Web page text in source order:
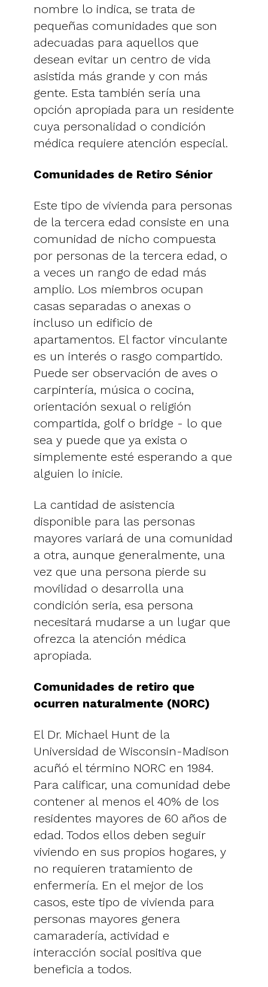
nombre lo indica, se trata de
pequeñas comunidades que son
adecuadas para aquellos que
desean evitar un centro de vida
asistida más grande y con más
gente. Esta también sería una
opción apropiada para un residente
cuya personalidad o condición
médica requiere atención especial.
Comunidades de Retiro Sénior
Este tipo de vivienda para personas
de la tercera edad consiste en una
comunidad de nicho compuesta
por personas de la tercera edad, o
a veces un rango de edad más
amplio. Los miembros ocupan
casas separadas o anexas o
incluso un edificio de
apartamentos. El factor vinculante
es un interés o rasgo compartido.
Puede ser observación de aves o
carpintería, música o cocina,
orientación sexual o religión
compartida, golf o bridge - lo que
sea y puede que ya exista o
simplemente esté esperando a que
alguien lo inicie.
La cantidad de asistencia
disponible para las personas
mayores variará de una comunidad
a otra, aunque generalmente, una
vez que una persona pierde su
movilidad o desarrolla una
condición seria, esa persona
necesitará mudarse a un lugar que
ofrezca la atención médica
apropiada.
Comunidades de retiro que
ocurren naturalmente (NORC)
El Dr. Michael Hunt de la
Universidad de Wisconsin-Madison
acuñó el término NORC en 1984.
Para calificar, una comunidad debe
contener al menos el 40% de los
residentes mayores de 60 años de
edad. Todos ellos deben seguir
viviendo en sus propios hogares, y
no requieren tratamiento de
enfermería. En el mejor de los
casos, este tipo de vivienda para
personas mayores genera
camaradería, actividad e
interacción social positiva que
beneficia a todos.